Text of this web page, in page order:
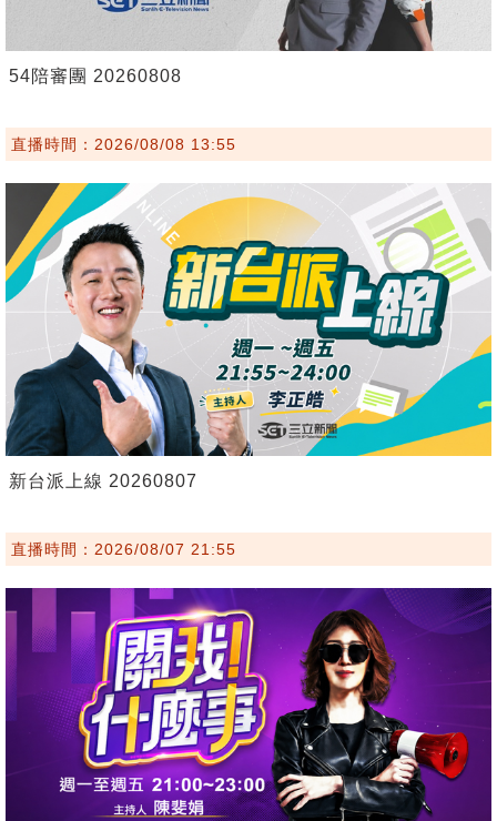
54陪審團 20260808
直播時間：2026/08/08 13:55
新台派上線 20260807
直播時間：2026/08/07 21:55